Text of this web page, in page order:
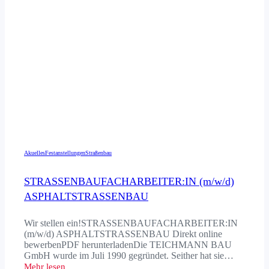
AkuellesFestanstellungenStraßenbau
STRASSENBAU­FACHARBEITER:IN (m/w/d)
ASPHALT­STRASSENBAU
Wir stellen ein!STRASSENBAUFACHARBEITER:IN
(m/w/d) ASPHALTSTRASSENBAU Direkt online
bewerbenPDF herunterladenDie TEICHMANN BAU
GmbH wurde im Juli 1990 gegründet. Seither hat sie…
Mehr lesen